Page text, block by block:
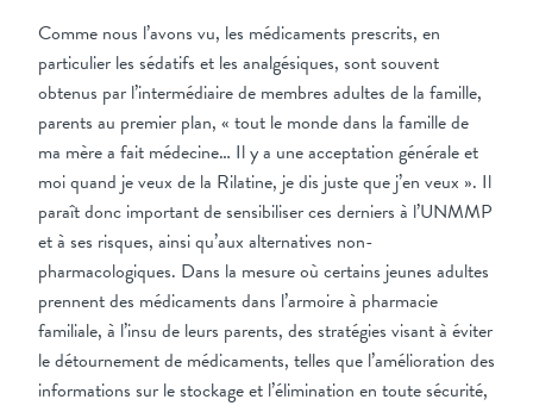
Comme nous l’avons vu, les médicaments prescrits, en
particulier les sédatifs et les analgésiques, sont souvent
obtenus par l’intermédiaire de membres adultes de la famille,
parents au premier plan, « tout le monde dans la famille de
ma mère a fait médecine… Il y a une acceptation générale et
moi quand je veux de la Rilatine, je dis juste que j’en veux ». Il
paraît donc important de sensibiliser ces derniers à l’UNMMP
et à ses risques, ainsi qu’aux alternatives non-
pharmacologiques. Dans la mesure où certains jeunes adultes
prennent des médicaments dans l’armoire à pharmacie
familiale, à l’insu de leurs parents, des stratégies visant à éviter
le détournement de médicaments, telles que l’amélioration des
informations sur le stockage et l’élimination en toute sécurité,